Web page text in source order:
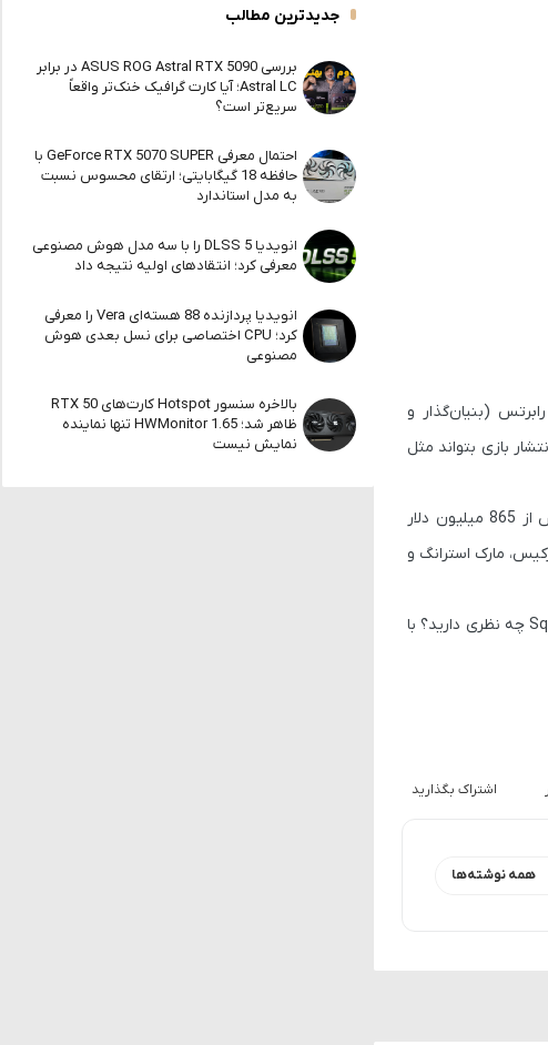
(بنیان‌گذار و
بازی بتواند مثل
از
865 میلیون دلار
مارک استرانگ و
آخرین اخبار مرتبط با تکنولوژی را پوشش می‌دهیم، پس حتماً با ما همراه باشید. شما در مورد بازی Squadron 42 چه نظری دارید؟ با
اشتراک بگذارید
همه نوشته‌ها
جدیدترین مطالب
بررسی ASUS ROG Astral RTX 5090 در برابر
Astral LC؛ آیا کارت گرافیک خنک‌تر واقعاً
سریع‌تر است؟
احتمال معرفی GeForce RTX 5070 SUPER با
حافظه 18 گیگابایتی؛ ارتقای محسوس نسبت
به مدل استاندارد
انویدیا DLSS 5 را با سه مدل هوش مصنوعی
معرفی کرد؛ انتقادهای اولیه نتیجه داد
انویدیا پردازنده 88 هسته‌ای Vera را معرفی
کرد؛ CPU اختصاصی برای نسل بعدی هوش
مصنوعی
بالاخره سنسور Hotspot کارت‌های RTX 50
ظاهر شد؛ HWMonitor 1.65 تنها نماینده
نمایش نیست